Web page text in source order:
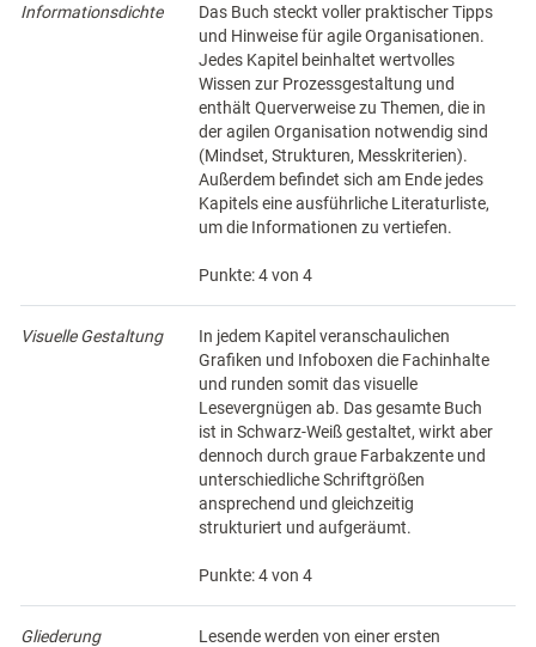
Informationsdichte
Das Buch steckt voller praktischer Tipps
und Hinweise für agile Organisationen.
Jedes Kapitel beinhaltet wertvolles
Wissen zur Prozessgestaltung und
enthält Querverweise zu Themen, die in
der agilen Organisation notwendig sind
(Mindset, Strukturen, Messkriterien).
Außerdem befindet sich am Ende jedes
Kapitels eine ausführliche Literaturliste,
um die Informationen zu vertiefen.
Punkte: 4 von 4
Visuelle Gestaltung
In jedem Kapitel veranschaulichen
Grafiken und Infoboxen die Fachinhalte
und runden somit das visuelle
Lesevergnügen ab. Das gesamte Buch
ist in Schwarz-Weiß gestaltet, wirkt aber
dennoch durch graue Farbakzente und
unterschiedliche Schriftgrößen
ansprechend und gleichzeitig
strukturiert und aufgeräumt.
Punkte: 4 von 4
Gliederung
Lesende werden von einer ersten